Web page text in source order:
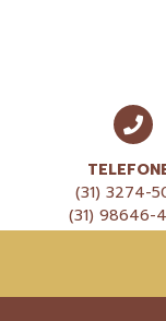
(31) 3274-
(31) 98646-